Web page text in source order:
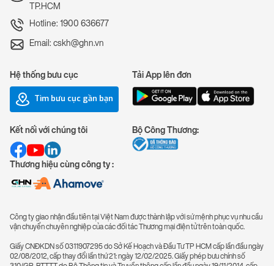
TP.HCM
Hotline: 1900 636677
Email: cskh@ghn.vn
Hệ thống bưu cục
Tìm bưu cục gần bạn
Tải App lên đơn
Kết nối với chúng tôi
Thương hiệu cùng công ty :
Bộ Công Thương:
Công ty giao nhận đầu tiên tại Việt Nam được thành lập với sứ mệnh phục vụ nhu cầu
vận chuyển chuyên nghiệp của các đối tác Thương mại điện tử trên toàn quốc.
Giấy CNĐKDN số 0311907295 do Sở Kế Hoạch và Đầu Tư TP HCM cấp lần đầu ngày
02/08/2012, cấp thay đổi lần thứ 21: ngày 12/02/2025. Giấy phép bưu chính số